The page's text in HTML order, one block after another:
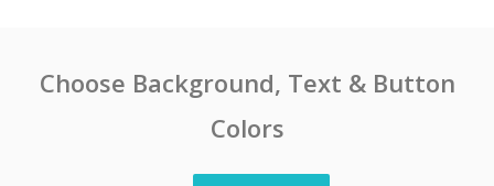
Choose Background, Text & Button
Colors